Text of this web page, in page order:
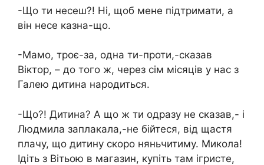
-Що ти несеш?! Ні, щоб мене підтримати, а
він несе казна-що.
-Мамо, троє-за, одна ти-проти,-сказав
Віктор, – до того ж, через сім місяців у нас з
Галею дитина народиться.
-Що?! Дитина? А що ж ти одразу не сказав,- і
Людмила заплакала,-не бійтеся, від щастя
плачу, що дитину скоро няньчитиму. Микола!
Ідіть з Вітьою в магазин, купіть там ігристе,